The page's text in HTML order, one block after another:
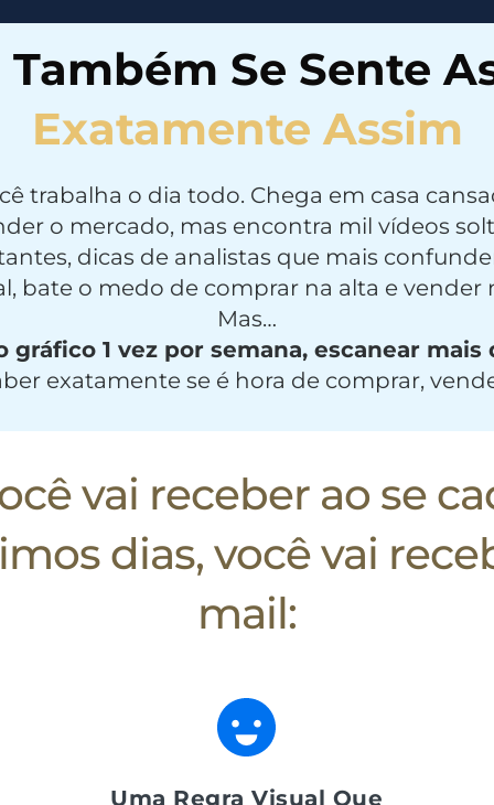
Também Se Sente
Exatamente Assim
trabalha o dia todo. Chega em casa
o mercado, mas encontra mil vídeos
dicas de analistas que mais
bate o medo de comprar na alta e vender
Mas…
gráfico 1 vez por semana, escanear mais
exatamente se é hora de comprar,
vai receber ao se
dias, você vai
mail:
Uma Regra Visual Que